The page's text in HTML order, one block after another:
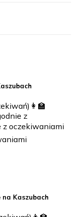
z
oczekiwaniami
Kaszubach